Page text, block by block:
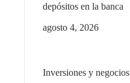
depósitos en la banca
agosto 4, 2026
Inversiones y negocios